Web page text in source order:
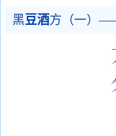
黑豆酒方（一）